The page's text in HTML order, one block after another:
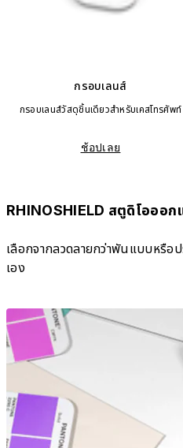
กรอบเลนส์
กรอบเลนส์วัสดุชิ้นเดียวสำหรับเคสโทรศัพท์
ช้อปเลย
RHINOSHIELD สตูดิโอออก
เลือกจากลวดลายกว่าพันแบบหรื
เอง